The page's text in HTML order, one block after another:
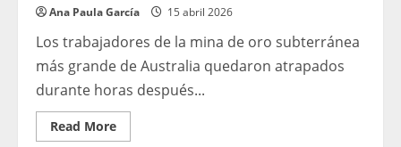
Ana Paula García 15 abril 2026
Los trabajadores de la mina de oro subterránea
más grande de Australia quedaron atrapados
durante horas después...
Read MoreRead
more